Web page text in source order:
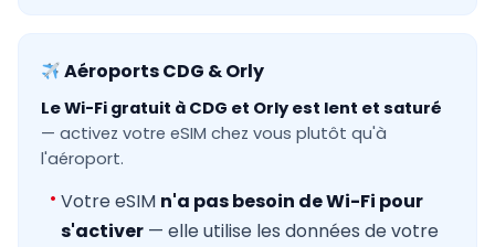
Aéroports CDG & Orly
Le Wi-Fi gratuit à CDG et Orly est lent et saturé
— activez votre eSIM chez vous plutôt qu'à
l'aéroport.
Votre eSIM n'a pas besoin de Wi-Fi pour
s'activer — elle utilise les données de votre